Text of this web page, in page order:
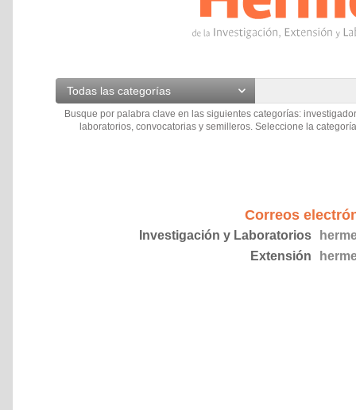
Todas las categorías
Busque por palabra clave en las siguientes categorías:
laboratorios, convocatorias y semilleros. Seleccione la
Correos
Investigación y Laboratorios
Extensión